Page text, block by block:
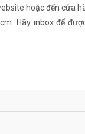
hoặc đến cửa
Hãy inbox để